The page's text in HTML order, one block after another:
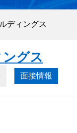
ディングス
グス
面接情報